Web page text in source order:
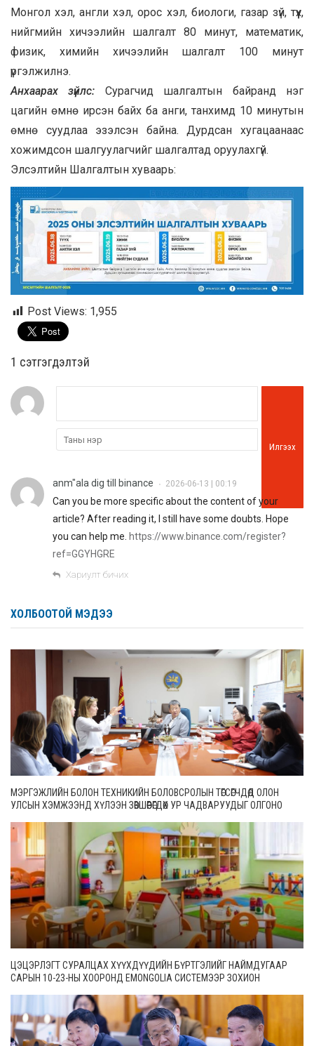
Монгол хэл, англи хэл, орос хэл, биологи, газар зүй, түүх,
нийгмийн хичээлийн шалгалт 80 минут, математик,
физик, химийн хичээлийн шалгалт 100 минут
үргэлжилнэ.
Анхаарах зүйлс: Сурагчид шалгалтын байранд нэг
цагийн өмнө ирсэн байх ба анги, танхимд 10 минутын
өмнө суудлаа эзэлсэн байна. Дурдсан хугацаанаас
хожимдсон шалгуулагчийг шалгалтад оруулахгүй.
Элсэлтийн Шалгалтын хуваарь:
Post Views: 1,955
1 сэтгэгдэлтэй
Илгээх
anm"ala dig till binance • 2026-06-13 | 00:19
Can you be more specific about the content of your
article? After reading it, I still have some doubts. Hope
you can help me. https://www.binance.com/register?
ref=GGYHGRE
Хариулт бичих
ХОЛБООТОЙ МЭДЭЭ
МЭРГЭЖЛИЙН БОЛОН ТЕХНИКИЙН БОЛОВСРОЛЫН ТӨГСӨГЧДӨД ОЛОН
УЛСЫН ХЭМЖЭЭНД ХҮЛЭЭН ЗӨВШӨӨРӨГДӨХ УР ЧАДВАРУУДЫГ ОЛГОНО
ЦЭЦЭРЛЭГТ СУРАЛЦАХ ХҮҮХДҮҮДИЙН БҮРТГЭЛИЙГ НАЙМДУГААР
САРЫН 10-23-НЫ ХООРОНД EMONGOLIA СИСТЕМЭЭР ЗОХИОН